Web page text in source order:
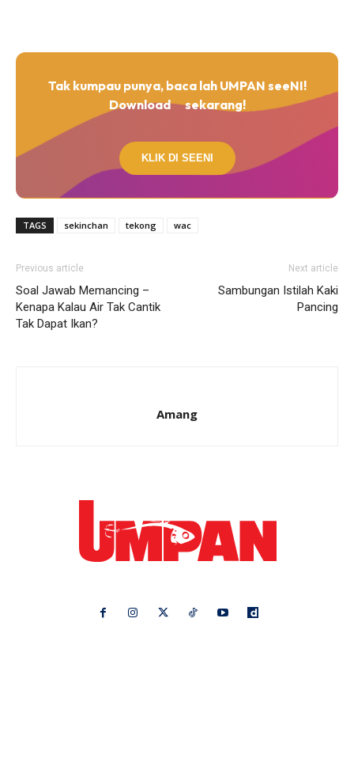
Tak kumpau punya, baca lah UMPAN seeNI!
Download
sekarang!
KLIK DI SEENI
TAGS sekinchan tekong wac
Previous article
Soal Jawab Memancing –
Kenapa Kalau Air Tak Cantik
Tak Dapat Ikan?
Next article
Sambungan Istilah Kaki
Pancing
Amang